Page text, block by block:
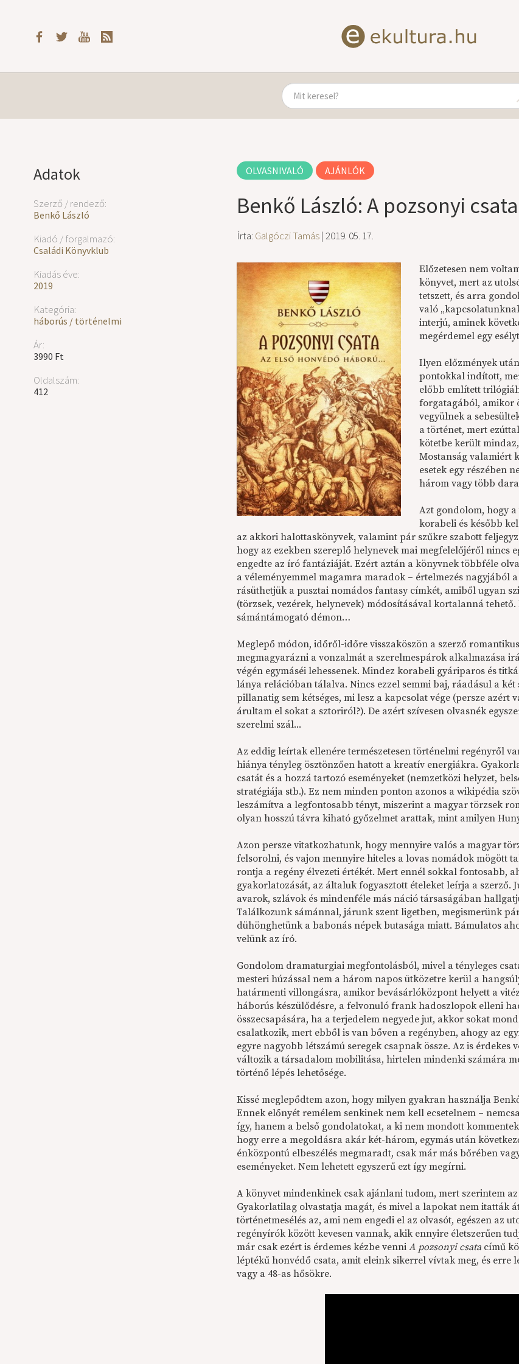
Adatok
Szerző / rendező:
Benkő László
Kiadó / forgalmazó:
Családi Könyvklub
Kiadás éve:
2019
Kategória:
háborús / történelmi
Ár:
3990 Ft
Oldalszám:
412
OLVASNIVALÓ AJÁNLÓK
Benkő László: A pozsonyi csata
Írta: Galgóczi Tamás| 2019. 05. 17.
Előzetesen nem
könyvet, mert az
tetszett, és arra
való
interjú, aminek
megérdemel egy
Ilyen előzmények
pontokkal indított,
előbb említett
forgatagából, amikor
vegyülnek a
a történet, mert
kötetbe került
Mostanság valamiért
esetek egy részében
három vagy több
Azt gondolom, hogy
korabeli és később
az akkori halottaskönyvek, valamint pár szűkre szabott
hogy az ezekben szereplő helynevek mai megfelelőjéről nincs
engedte az író fantáziáját. Ezért aztán a könyvnek többféle
a véleményemmel magamra maradok – értelmezés nagyjából
rásüthetjük a pusztai nomádos fantasy címkét, amiből ugyan
(törzsek, vezérek, helynevek) módosításával kortalanná
sámántámogató démon…
Meglepő módon, időről-időre visszaköszön a szerző
megmagyarázni a vonzalmát a szerelmespárok alkalmazása
végén egymáséi lehessenek. Mindez korabeli gyáriparos és
lánya relációban tálalva. Nincs ezzel semmi baj, ráadásul a
pillanatig sem kétséges, mi lesz a kapcsolat vége (persze azért
árultam el sokat a sztoriról?). De azért szívesen olvasnék
szerelmi szál...
Az eddig leírtak ellenére természetesen történelmi regényről
hiánya tényleg ösztönzően hatott a kreatív energiákra.
csatát és a hozzá tartozó eseményeket (nemzetközi helyzet,
stratégiája stb.). Ez nem minden ponton azonos a wikipédia
leszámítva a legfontosabb tényt, miszerint a magyar törzsek
olyan hosszú távra kiható győzelmet arattak, mint amilyen
Azon persze vitatkozhatunk, hogy mennyire valós a magyar
felsorolni, és vajon mennyire hiteles a lovas nomádok mögött
rontja a regény élvezeti értékét. Mert ennél sokkal fontosabb,
gyakorlatozását, az általuk fogyasztott ételeket leírja a szerző.
avarok, szlávok és mindenféle más náció társaságában
Találkozunk sámánnal, járunk szent ligetben, megismerünk
dühönghetünk a babonás népek butasága miatt. Bámulatos
velünk az író.
Gondolom dramaturgiai megfontolásból, mivel a tényleges
mesteri húzással nem a három napos ütközetre kerül a
határmenti villongásra, amikor bevásárlóközpont helyett a
háborús készülődésre, a felvonuló frank hadoszlopok elleni
összecsapására, ha a terjedelem negyede jut, akkor sokat
csalatkozik, mert ebből is van bőven a regényben, ahogy az
egyre nagyobb létszámú seregek csapnak össze. Az is
változik a társadalom mobilitása, hirtelen mindenki számára
történő lépés lehetősége.
Kissé meglepődtem azon, hogy milyen gyakran használja
Ennek előnyét remélem senkinek nem kell ecsetelnem –
így, hanem a belső gondolatokat, a ki nem mondott
hogy erre a megoldásra akár két-három, egymás után
énközpontú elbeszélés megmaradt, csak már más bőrében
eseményeket. Nem lehetett egyszerű ezt így megírni.
A könyvet mindenkinek csak ajánlani tudom, mert szerintem
Gyakorlatilag olvastatja magát, és mivel a lapokat nem itatták
történetmesélés az, ami nem engedi el az olvasót, egészen az
regényírók között kevesen vannak, akik ennyire életszerűen
már csak ezért is érdemes kézbe venniA pozsonyi csata című
léptékű honvédő csata, amit eleink sikerrel vívtak meg, és
vagy a 48-as hősökre.